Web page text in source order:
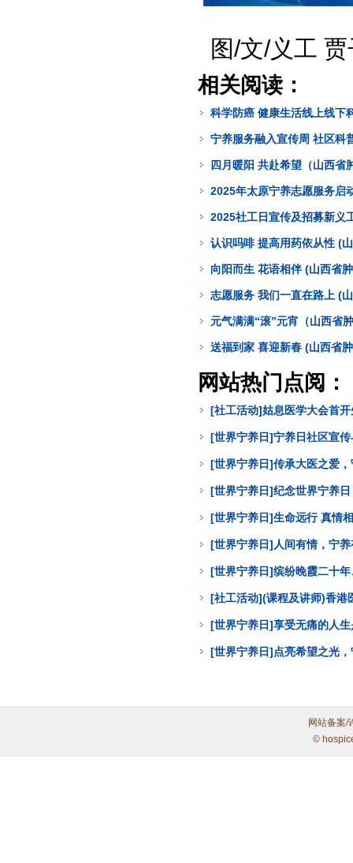
图/文/义工
相关阅读：
科学防癌 健康生活线上线下
宁养服务融入宣传周 社区科
四月暖阳 共赴希望（山西省
2025年太原宁养志愿服务启
2025社工日宣传及招募新义
认识吗啡 提高用药依从性 (
向阳而生 花语相伴 (山西省
志愿服务 我们一直在路上 (
元气满满“滚”元宵（山西省
送福到家 喜迎新春 (山西省
网站热门点阅：
[社工活动]姑息医学大会首
[世界宁养日]宁养日社区宣
[世界宁养日]传承大医之爱
[世界宁养日]纪念世界宁养
[世界宁养日]生命远行 真情
[世界宁养日]人间有情，宁
[世界宁养日]缤纷晚霞二十
[社工活动](课程及讲师)香
[世界宁养日]享受无痛的人
[世界宁养日]点亮希望之光
网站备案/
©